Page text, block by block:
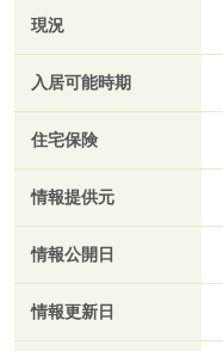
現況
入居可能時期
住宅保険
情報提供元
情報公開日
情報更新日